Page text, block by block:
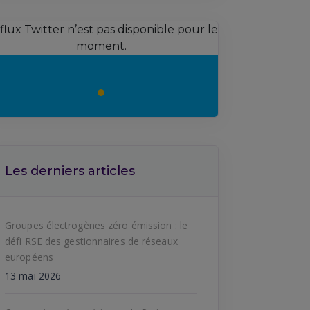
Twitter n’est pas disponible pour le
moment.
Les derniers articles
Groupes électrogènes zéro émission : le
défi RSE des gestionnaires de réseaux
européens
13 mai 2026